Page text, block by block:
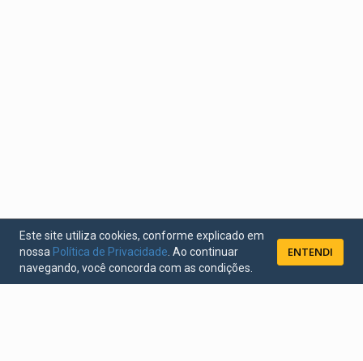
Este site utiliza cookies, conforme explicado em
nossa Política de Privacidade . Ao continuar
navegando, você concorda com as condições.
ENTENDI